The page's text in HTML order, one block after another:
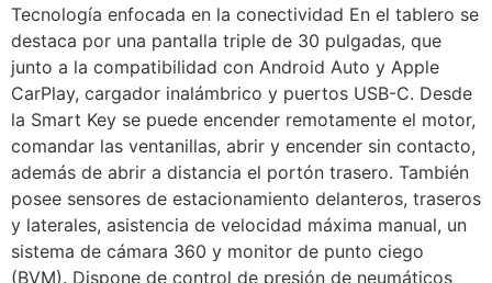
Tecnología enfocada en la conectividad En el tablero se
destaca por una pantalla triple de 30 pulgadas, que
junto a la compatibilidad con Android Auto y Apple
CarPlay, cargador inalámbrico y puertos USB-C. Desde
la Smart Key se puede encender remotamente el motor,
comandar las ventanillas, abrir y encender sin contacto,
además de abrir a distancia el portón trasero. También
posee sensores de estacionamiento delanteros, traseros
y laterales, asistencia de velocidad máxima manual, un
sistema de cámara 360 y monitor de punto ciego
(BVM). Dispone de control de presión de neumáticos